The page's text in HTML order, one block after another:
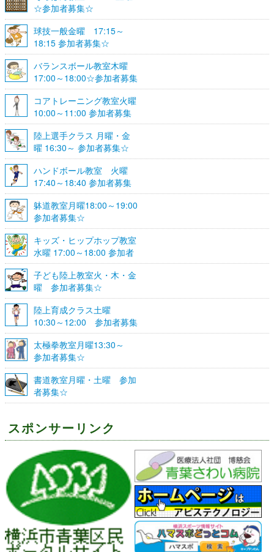
☆参加者募集☆
球技一般金曜 17:15～
18:15 参加者募集☆
バランスボール教室木曜
17:00～18:00☆参加者募集
☆
コアトレーニング教室火曜
10:00～11:00 参加者募集
陸上選手クラス 月曜・金
曜 16:30～ 参加者募集☆
ハンドボール教室 火曜
17:40～18:40 参加者募集
☆
躰道教室月曜18:00～19:00
参加者募集☆
キッズ・ヒップホップ教室
水曜 17:00～18:00 参加者
募集☆
子ども陸上教室火・木・金
曜 参加者募集☆
陸上育成クラス土曜
10:30～12:00 参加者募集
☆
太極拳教室月曜13:30～
参加者募集☆
書道教室月曜・土曜 参加
者募集☆
スポンサーリンク